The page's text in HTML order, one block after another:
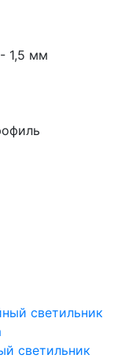
1,5 мм
светильник